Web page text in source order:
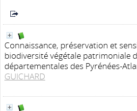
Connaissance, préservation et
biodiversité végétale patrimoniale
départementales des Pyrénées-
GUICHARD